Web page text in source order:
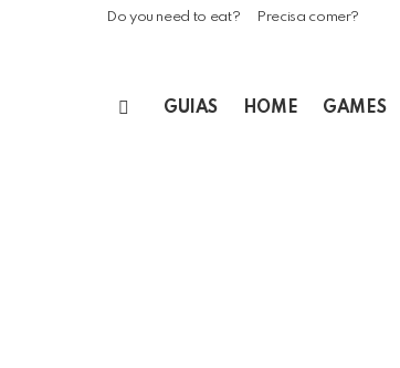
Do you need to eat? Precisa comer?
GUIAS HOME GAMES